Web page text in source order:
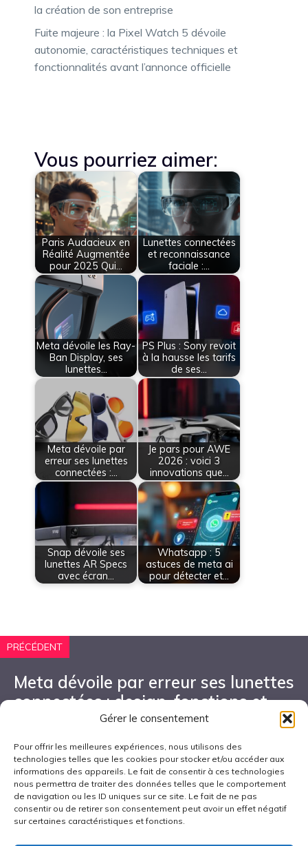
Gérer le consentement
Pour offrir les meilleures expériences, nous utilisons des
technologies telles que les cookies pour stocker et/ou accéder aux
informations des appareils. Le fait de consentir à ces technologies
nous permettra de traiter des données telles que le comportement
de navigation ou les ID uniques sur ce site. Le fait de ne pas
consentir ou de retirer son consentement peut avoir un effet négatif
sur certaines caractéristiques et fonctions.
la création de son entreprise
Fuite majeure : la Pixel Watch 5 dévoile
autonomie, caractéristiques techniques et
fonctionnalités avant l’annonce officielle
Vous pourriez aimer:
Paris Audacieux en
Réalité Augmentée
pour 2025 Qui…
Lunettes connectées
et reconnaissance
faciale :…
Meta dévoile les Ray-
Ban Display, ses
lunettes…
PS Plus : Sony revoit
à la hausse les tarifs
de ses…
Meta dévoile par
erreur ses lunettes
connectées :…
Je pars pour AWE
2026 : voici 3
innovations que…
Snap dévoile ses
lunettes AR Specs
avec écran…
Whatsapp : 5
astuces de meta ai
pour détecter et…
PRÉCÉDENT
Meta dévoile par erreur ses lunettes
connectées : design, fonctions et
écran au programme
SUIVANT
Quelle est la meilleure tablette pour
étudiant ?